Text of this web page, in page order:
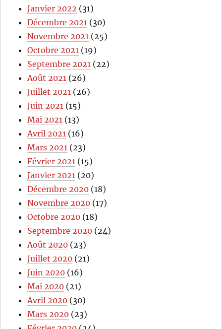
Janvier 2022 (31)
Décembre 2021 (30)
Novembre 2021 (25)
Octobre 2021 (19)
Septembre 2021 (22)
Août 2021 (26)
Juillet 2021 (26)
Juin 2021 (15)
Mai 2021 (13)
Avril 2021 (16)
Mars 2021 (23)
Février 2021 (15)
Janvier 2021 (20)
Décembre 2020 (18)
Novembre 2020 (17)
Octobre 2020 (18)
Septembre 2020 (24)
Août 2020 (23)
Juillet 2020 (21)
Juin 2020 (16)
Mai 2020 (21)
Avril 2020 (30)
Mars 2020 (23)